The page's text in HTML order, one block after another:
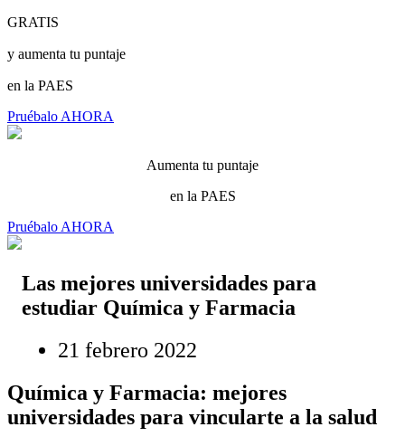
GRATIS
y aumenta tu puntaje
en la PAES
Pruébalo AHORA
Aumenta tu puntaje
en la PAES
Pruébalo AHORA
Las mejores universidades para
estudiar Química y Farmacia
21 febrero 2022
Química y Farmacia: mejores
universidades para vincularte a la salud